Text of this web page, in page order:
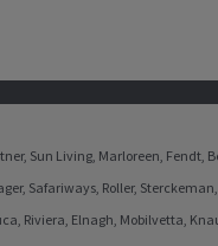
Sun Living, Marloreen, Fendt,
Safariways, Roller,
Riviera, Elnagh, Mobilvetta,